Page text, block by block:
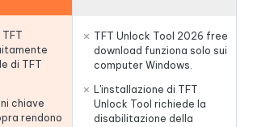
di TFT
chiave
rendono
TFT Unlock Tool 2026 free
download funziona solo sui
computer Windows.
L'installazione di TFT
Unlock Tool richiede la
disabilitazione della